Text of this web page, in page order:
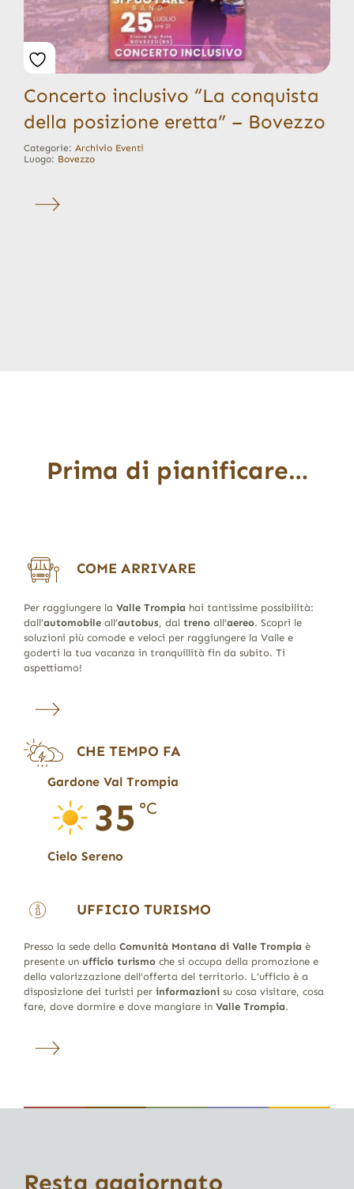
Concerto inclusivo “La conquista
della posizione eretta” – Bovezzo
Categorie: Archivio Eventi
Luogo: Bovezzo
Prima di pianificare…
COME ARRIVARE
Per raggiungere la Valle Trompia hai tantissime possibilità:
dall’automobileall’autobus, dal trenoall’aereo. Scopri le
soluzioni più comode e veloci per raggiungere la Valle e
goderti la tua vacanza in tranquillità fin da subito. Ti
aspettiamo!
CHE TEMPO FA
Gardone Val Trompia
35 °C
Cielo Sereno
UFFICIO TURISMO
Presso la sede della Comunità Montana di Valle Trompia è
presente un ufficio turismoche si occupa della promozione e
della valorizzazione dell’offerta del territorio. L’ufficio è a
disposizione dei turisti per informazionisu cosa visitare, cosa
fare, dove dormire e dove mangiare in Valle Trompia.
Resta aggiornato